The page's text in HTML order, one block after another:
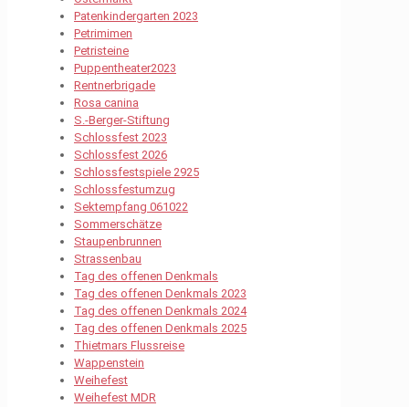
Patenkindergarten 2023
Petrimimen
Petristeine
Puppentheater2023
Rentnerbrigade
Rosa canina
S.-Berger-Stiftung
Schlossfest 2023
Schlossfest 2026
Schlossfestspiele 2925
Schlossfestumzug
Sektempfang 061022
Sommerschätze
Staupenbrunnen
Strassenbau
Tag des offenen Denkmals
Tag des offenen Denkmals 2023
Tag des offenen Denkmals 2024
Tag des offenen Denkmals 2025
Thietmars Flussreise
Wappenstein
Weihefest
Weihefest MDR